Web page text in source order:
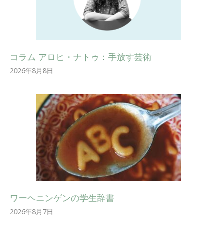
コラム アロヒ・ナトゥ：手放す芸術
2026年8月8日
ワーヘニンゲンの学生辞書
2026年8月7日